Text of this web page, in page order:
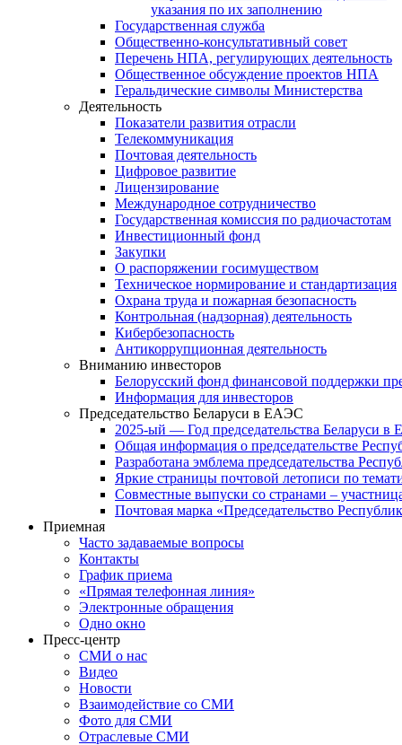
указания по их заполнению
Государственная служба
Общественно-консультативный совет
Перечень НПА, регулирующих деятельность
Общественное обсуждение проектов НПА
Геральдические символы Министерства
Деятельность
Показатели развития отрасли
Телекоммуникация
Почтовая деятельность
Цифровое развитие
Лицензирование
Международное сотрудничество
Государственная комиссия по радиочастотам
Инвестиционный фонд
Закупки
О распоряжении госимуществом
Техническое нормирование и стандартизация
Охрана труда и пожарная безопасность
Контрольная (надзорная) деятельность
Кибербезопасность
Антикоррупционная деятельность
Вниманию инвесторов
Белорусский фонд финансовой поддержки
Информация для инвесторов
Председательство Беларуси в ЕАЭС
2025-ый — Год председательства Беларуси
Общая информация о председательстве
Разработана эмблема председательства
Яркие страницы почтовой летописи по
Совместные выпуски со странами –
Почтовая марка «Председательство
Приемная
Часто задаваемые вопросы
Контакты
График приема
«Прямая телефонная линия»
Электронные обращения
Одно окно
Пресс-центр
СМИ о нас
Видео
Новости
Взаимодействие со СМИ
Фото для СМИ
Отраслевые СМИ